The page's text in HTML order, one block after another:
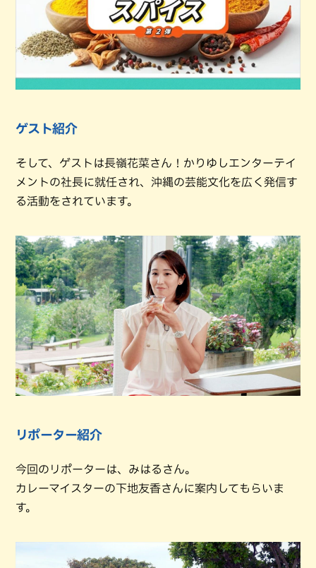
ゲスト紹介
そして、ゲストは長嶺花菜さん！かりゆしエンターテイ
メントの社長に就任され、沖縄の芸能文化を広く発信す
る活動をされています。
リポーター紹介
今回のリポーターは、みはるさん。
カレーマイスターの下地友香さんに案内してもらいま
す。